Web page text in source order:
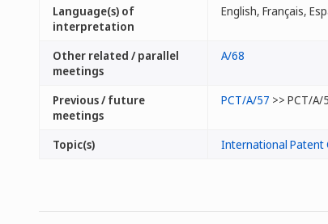
Language(s) of
interpretation
Other related / parallel
meetings
A/68
Previous / future
meetings
PCT/A/57 >> PCT/A/
Topic(s) International Patent